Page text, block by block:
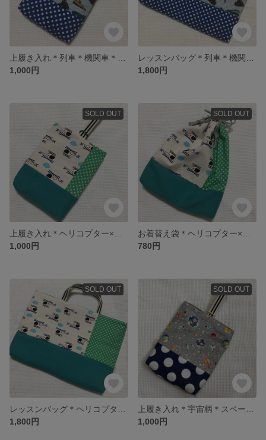
1,000円
1,800円
SOLD OUT
1,000円
SOLD OUT
780円
SOLD OUT
1,800円
SOLD OUT
1,000円